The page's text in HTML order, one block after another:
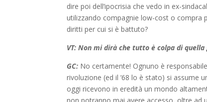
dire poi dell’ipocrisia che vedo in ex-
utilizzando compagnie low-cost o compra
diritti per cui si è battuto?
VT: Non mi dirà che tutto è colpa di quella
GC: No certamente! Ognuno è
rivoluzione (ed il ’68 lo è stato) si assume
oggi ricevono in eredità un mondo